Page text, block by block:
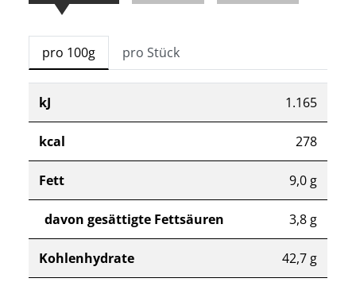
pro 100g pro Stück
kJ 1.165
kcal 278
Fett 9,0 g
davon gesättigte Fettsäuren 3,8 g
Kohlenhydrate 42,7 g